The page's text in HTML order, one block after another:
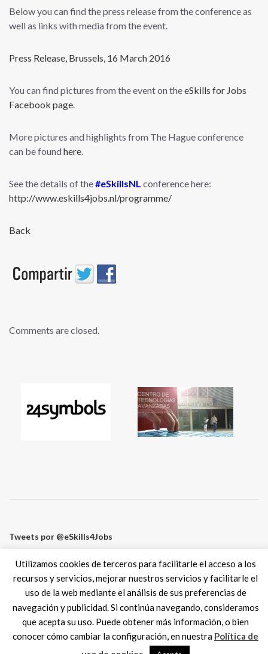
Below you can find the press release from the conference as
well as links with media from the event.
Press Release, Brussels, 16 March 2016
You can find pictures from the event on theeSkills for Jobs
Facebook page.
More pictures and highlights from The Hague conference
can be found here.
See the details of the#eSkillsNL conference here:
http://www.eskills4jobs.nl/programme/
Back
Comments are closed.
Tweets por @eSkills4Jobs
Digital Skills ES2017 SPAIN | Aviso legal|Política de Cookies
MadisonMk
Utilizamos cookies de terceros para facilitarle el acceso a los
recursos y servicios, mejorar nuestros servicios y facilitarle el
uso de la web mediante el análisis de sus preferencias de
navegación y publicidad. Si continúa navegando, consideramos
que acepta su uso. Puede obtener más información, o bien
conocer cómo cambiar la configuración, en nuestra Política de